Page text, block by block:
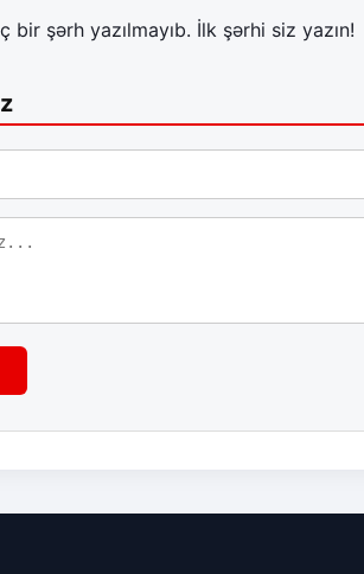
bir şərh yazılmayıb. İlk şərhi siz yazın!